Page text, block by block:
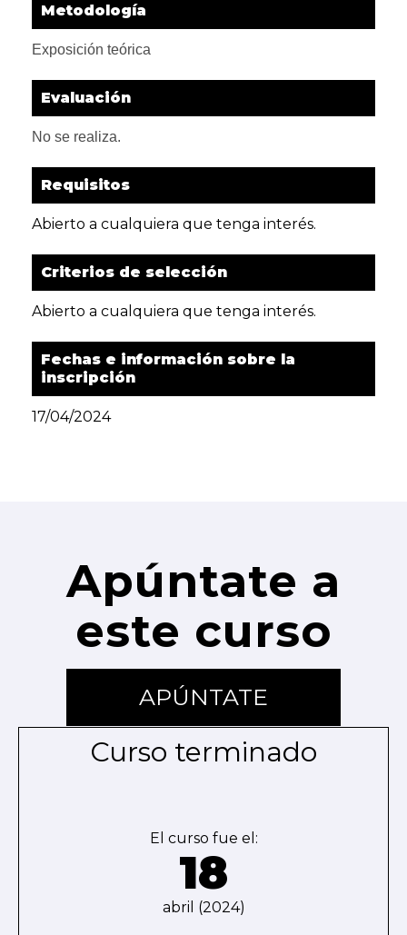
Metodología
Exposición teórica
Evaluación
No se realiza.
Requisitos
Abierto a cualquiera que tenga interés.
Criterios de selección
Abierto a cualquiera que tenga interés.
Fechas e información sobre la
inscripción
17/04/2024
Apúntate a
este curso
APÚNTATE
Curso terminado
El curso fue el:
18
abril (2024)